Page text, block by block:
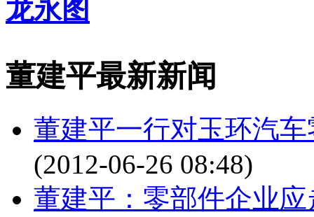
龙永图
董建平最新新闻
董建平一行对玉环汽
(2012-06-26 08:48)
董建平：零部件企业